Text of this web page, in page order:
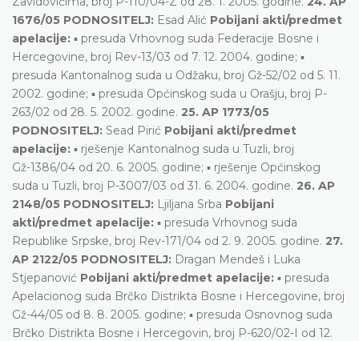
1676/05 PODNOSITELJ: Esad Alić Pobijani akti/predmet
apelacije: ▪ presuda Vrhovnog suda Federacije Bosne i
Hercegovine, broj Rev-13/03 od 7. 12. 2004. godine; ▪
presuda Kantonalnog suda u Odžaku, broj Gž-52/02 od 5. 11.
2002. godine; ▪ presuda Općinskog suda u Orašju, broj P-
263/02 od 28. 5. 2002. godine. 25. AP 1773/05
PODNOSITELJ: Sead Pirić Pobijani akti/predmet
apelacije: ▪ rješenje Kantonalnog suda u Tuzli, broj
Gž-1386/04 od 20. 6. 2005. godine; ▪ rješenje Općinskog
suda u Tuzli, broj P-3007/03 od 31. 6. 2004. godine. 26. AP
2148/05 PODNOSITELJ: Ljiljana Srba Pobijani
akti/predmet apelacije: ▪ presuda Vrhovnog suda
Republike Srpske, broj Rev-171/04 od 2. 9. 2005. godine. 27.
AP 2122/05 PODNOSITELJ: Dragan Mendeš i Luka
Stjepanović Pobijani akti/predmet apelacije: ▪ presuda
Apelacionog suda Brčko Distrikta Bosne i Hercegovine, broj
Gž-44/05 od 8. 8. 2005. godine; ▪ presuda Osnovnog suda
Brčko Distrikta Bosne i Hercegovin, broj P-620/02-I od 12.